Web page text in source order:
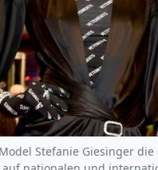
Stefanie Giesinger